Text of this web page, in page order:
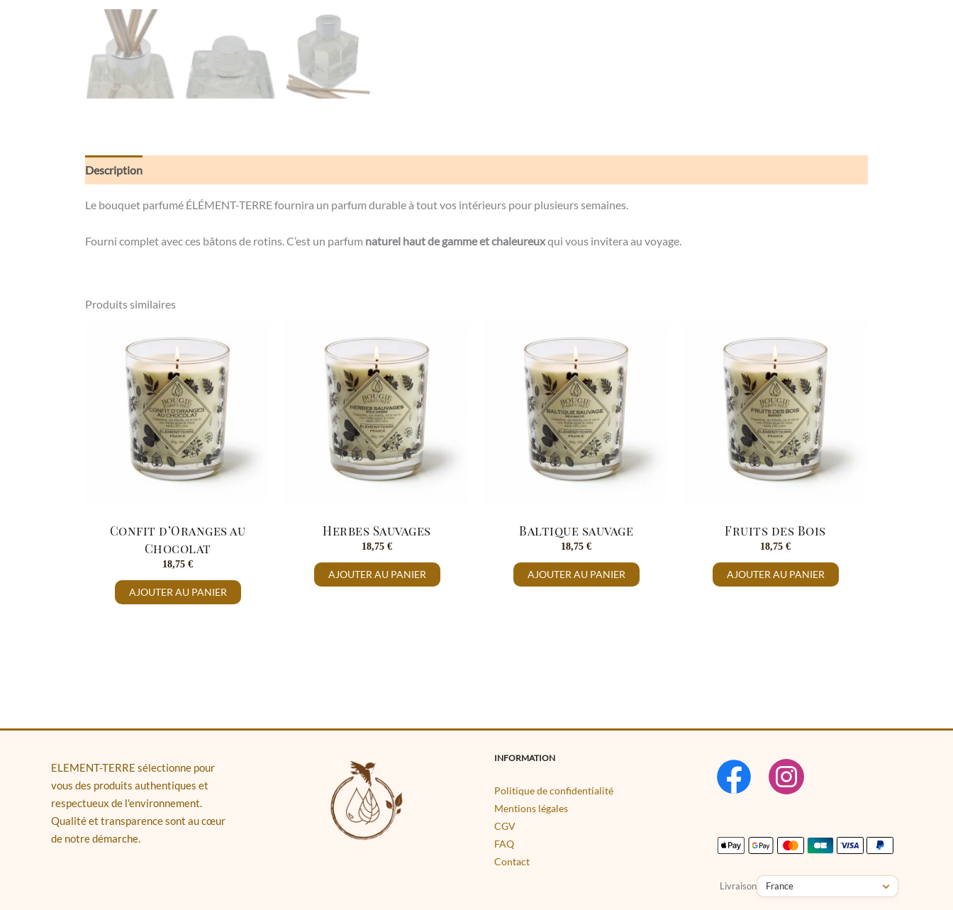
Description
Le bouquet parfumé ÉLÉMENT-TERRE fournira un parfum durable à tout vos intérieurs pour plusieurs semaines.
Fourni complet avec ces bâtons de rotins. C’est un parfum naturel haut de gamme et chaleureuxqui vous invitera au voyage.
Produits similaires
Confit d’Oranges au
Chocolat
18,75 €
AJOUTER AU PANIER
Herbes Sauvages
18,75 €
AJOUTER AU PANIER
Baltique sauvage
18,75 €
AJOUTER AU PANIER
Fruits des Bois
18,75 €
AJOUTER AU PANIER
ELEMENT-TERRE sélectionne pour
vous des produits authentiques et
respectueux de l'environnement.
Qualité et transparence sont au cœur
de notre démarche.
INFORMATION
Politique de confidentialité
Mentions légales
CGV
FAQ
Contact
Livraison